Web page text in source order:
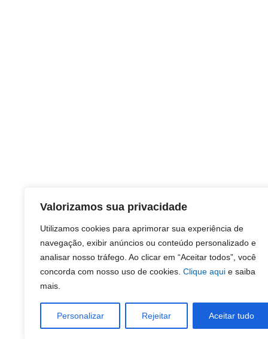
Valorizamos sua privacidade
Utilizamos cookies para aprimorar sua experiência de
navegação, exibir anúncios ou conteúdo personalizado e
analisar nosso tráfego. Ao clicar em “Aceitar todos”, você
concorda com nosso uso de cookies. Clique aqui e saiba
mais.
Personalizar Rejeitar Aceitar tudo